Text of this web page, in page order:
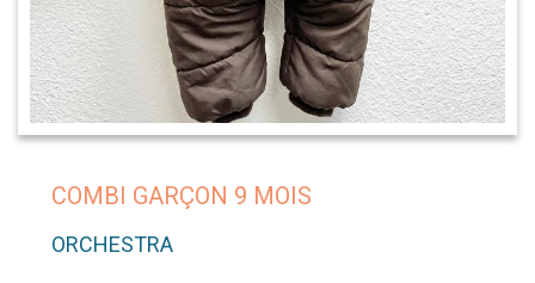
COMBI GARÇON 9 MOIS
ORCHESTRA